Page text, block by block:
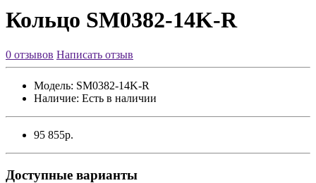
Кольцо SM0382-14K-R
0 отзывов Написать отзыв
Модель: SM0382-14K-R
Наличие: Есть в наличии
95 855р.
Доступные варианты